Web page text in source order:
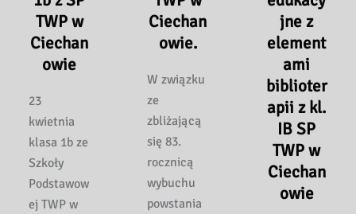
TWP w
Ciechan
owie
23
kwietnia
klasa 1b ze
Szkoły
Podstawow
ej TWP w
Ciechan
owie.
W związku
ze
zbliżającą
się 83.
rocznicą
wybuchu
powstania
jne z
element
ami
biblioter
apii z kl.
IB SP
TWP w
Ciechan
owie